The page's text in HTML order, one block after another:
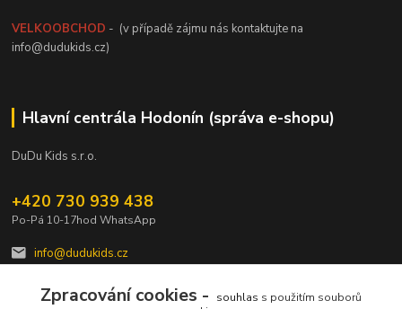
VELKOOBCHOD - (v případě zájmu nás kontaktujte na
info@dudukids.cz)
Hlavní centrála Hodonín (správa e-shopu)
DuDu Kids s.r.o.
+420 730 939 438
Po-Pá 10-17hod WhatsApp
info@dudukids.cz
Zpracování cookies - souhlas s použitím souborů